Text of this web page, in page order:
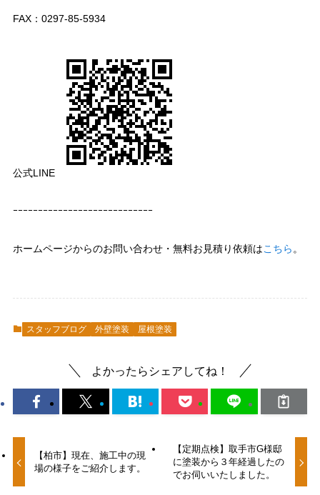
FAX：0297-85-5934
公式LINE
ｰｰｰｰｰｰｰｰｰｰｰｰｰｰｰｰｰｰｰｰｰｰｰｰｰｰｰｰ
ホームページからのお問い合わせ・無料お見積り依頼はこちら。
スタッフブログ 外壁塗装 屋根塗装
よかったらシェアしてね！
【柏市】現在、施工中の現
場の様子をご紹介します。
【定期点検】取手市G様邸
に塗装から３年経過したの
でお伺いいたしました。